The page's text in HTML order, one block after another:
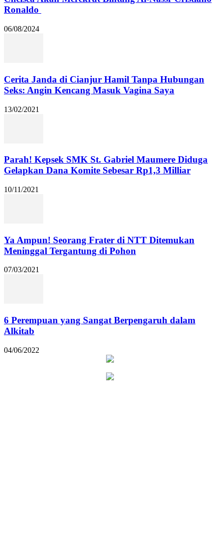
Ronaldo
06/08/2024
Cerita Janda di Cianjur Hamil Tanpa Hubungan
Seks: Angin Kencang Masuk Vagina Saya
13/02/2021
Parah! Kepsek SMK St. Gabriel Maumere Diduga
Gelapkan Dana Komite Sebesar Rp1,3 Milliar
10/11/2021
Ya Ampun! Seorang Frater di NTT Ditemukan
Meninggal Tergantung di Pohon
07/03/2021
6 Perempuan yang Sangat Berpengaruh dalam
Alkitab
04/06/2022